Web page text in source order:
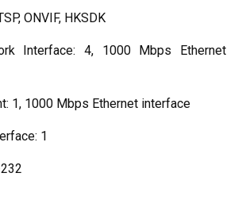
ONVIF, HKSDK
Interface: 4, 1000 Mbps Ethernet
1, 1000 Mbps Ethernet interface
1